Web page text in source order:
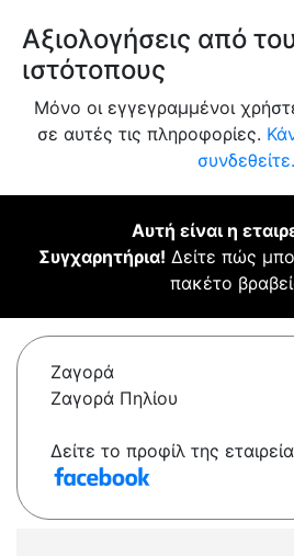
Αξιολογήσεις από
ιστότοπους
Μόνο οι εγγεγραμμένοι
σε αυτές τις πληροφορίες.
συνδεθείτε.
Αυτή είναι η
Συγχαρητήρια! Δείτε πώς
πακέτο
Ζαγορά
Ζαγορά Πηλίου
Δείτε το προφίλ της